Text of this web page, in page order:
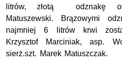
litrów, złotą odznakę
Matuszewski. Brązowymi
najmniej 6 litrów krwi
Krzysztof Marciniak, asp.
sierż.szt. Marek Matuszczak.